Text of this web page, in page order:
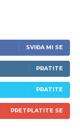
SVIĐA MI SE
PRATITE
PRATITE
PRETPLATITE SE